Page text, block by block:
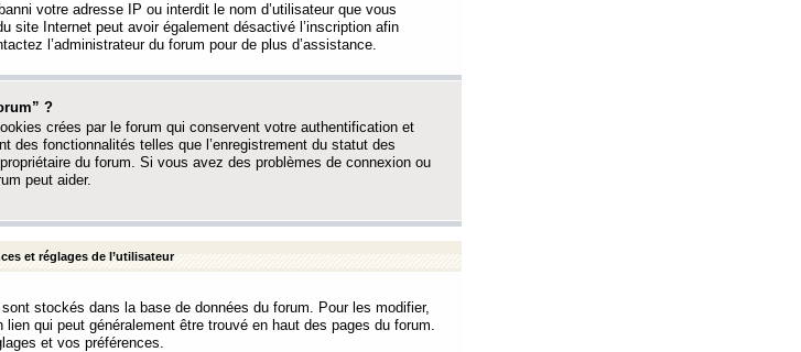
votre adresse IP ou interdit le nom d’utilisateur que vous
site Internet peut avoir également désactivé l’inscription afin
l’administrateur du forum pour de plus d’assistance.
?
crées par le forum qui conservent votre authentification et
des fonctionnalités telles que l’enregistrement du statut des
du forum. Si vous avez des problèmes de connexion ou
peut aider.
et réglages de l’utilisateur
stockés dans la base de données du forum. Pour les modifier,
qui peut généralement être trouvé en haut des pages du forum.
et vos préférences.